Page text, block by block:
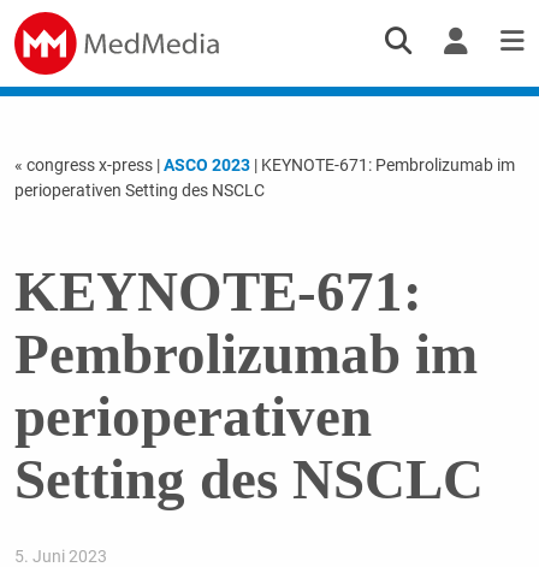
« congress x-press |ASCO 2023| KEYNOTE-671: Pembrolizumab im
perioperativen Setting des NSCLC
KEYNOTE-671:
Pembrolizumab im
perioperativen
Setting des NSCLC
5. Juni 2023